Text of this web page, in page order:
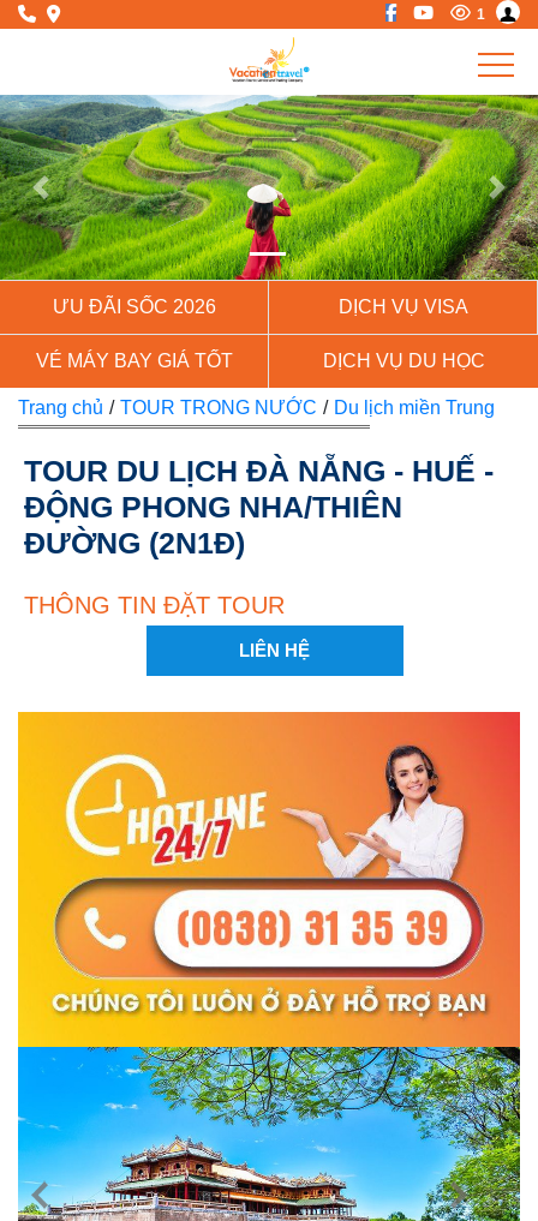
1
Previous Next
ƯU ĐÃI SỐC 2026 DỊCH VỤ VISA
VÉ MÁY BAY GIÁ TỐT DỊCH VỤ DU HỌC
Trang chủ / TOUR TRONG NƯỚC / Du lịch miền Trung
TOUR DU LỊCH ĐÀ NẴNG - HUẾ -
ĐỘNG PHONG NHA/THIÊN
ĐƯỜNG (2N1Đ)
THÔNG TIN ĐẶT TOUR